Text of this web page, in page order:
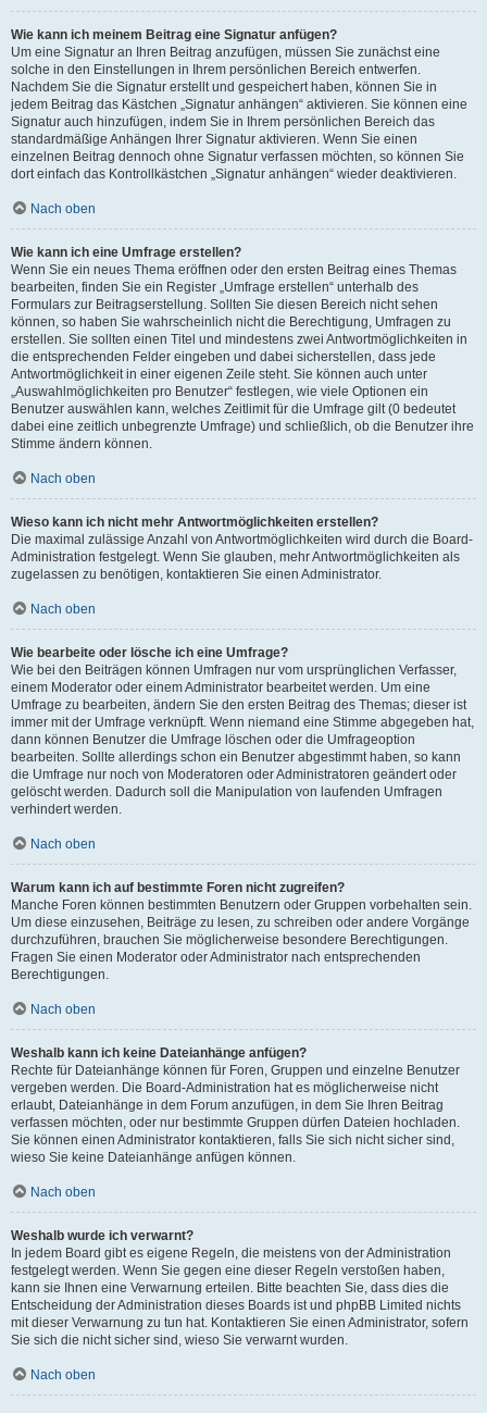
Wie kann ich meinem Beitrag eine Signatur anfügen?
Um eine Signatur an Ihren Beitrag anzufügen, müssen Sie zunächst eine
solche in den Einstellungen in Ihrem persönlichen Bereich entwerfen.
Nachdem Sie die Signatur erstellt und gespeichert haben, können Sie in
jedem Beitrag das Kästchen „Signatur anhängen“ aktivieren. Sie können eine
Signatur auch hinzufügen, indem Sie in Ihrem persönlichen Bereich das
standardmäßige Anhängen Ihrer Signatur aktivieren. Wenn Sie einen
einzelnen Beitrag dennoch ohne Signatur verfassen möchten, so können Sie
dort einfach das Kontrollkästchen „Signatur anhängen“ wieder deaktivieren.
Nach oben
Wie kann ich eine Umfrage erstellen?
Wenn Sie ein neues Thema eröffnen oder den ersten Beitrag eines Themas
bearbeiten, finden Sie ein Register „Umfrage erstellen“ unterhalb des
Formulars zur Beitragserstellung. Sollten Sie diesen Bereich nicht sehen
können, so haben Sie wahrscheinlich nicht die Berechtigung, Umfragen zu
erstellen. Sie sollten einen Titel und mindestens zwei Antwortmöglichkeiten in
die entsprechenden Felder eingeben und dabei sicherstellen, dass jede
Antwortmöglichkeit in einer eigenen Zeile steht. Sie können auch unter
„Auswahlmöglichkeiten pro Benutzer“ festlegen, wie viele Optionen ein
Benutzer auswählen kann, welches Zeitlimit für die Umfrage gilt (0 bedeutet
dabei eine zeitlich unbegrenzte Umfrage) und schließlich, ob die Benutzer ihre
Stimme ändern können.
Nach oben
Wieso kann ich nicht mehr Antwortmöglichkeiten erstellen?
Die maximal zulässige Anzahl von Antwortmöglichkeiten wird durch die Board-
Administration festgelegt. Wenn Sie glauben, mehr Antwortmöglichkeiten als
zugelassen zu benötigen, kontaktieren Sie einen Administrator.
Nach oben
Wie bearbeite oder lösche ich eine Umfrage?
Wie bei den Beiträgen können Umfragen nur vom ursprünglichen Verfasser,
einem Moderator oder einem Administrator bearbeitet werden. Um eine
Umfrage zu bearbeiten, ändern Sie den ersten Beitrag des Themas; dieser ist
immer mit der Umfrage verknüpft. Wenn niemand eine Stimme abgegeben hat,
dann können Benutzer die Umfrage löschen oder die Umfrageoption
bearbeiten. Sollte allerdings schon ein Benutzer abgestimmt haben, so kann
die Umfrage nur noch von Moderatoren oder Administratoren geändert oder
gelöscht werden. Dadurch soll die Manipulation von laufenden Umfragen
verhindert werden.
Nach oben
Warum kann ich auf bestimmte Foren nicht zugreifen?
Manche Foren können bestimmten Benutzern oder Gruppen vorbehalten sein.
Um diese einzusehen, Beiträge zu lesen, zu schreiben oder andere Vorgänge
durchzuführen, brauchen Sie möglicherweise besondere Berechtigungen.
Fragen Sie einen Moderator oder Administrator nach entsprechenden
Berechtigungen.
Nach oben
Weshalb kann ich keine Dateianhänge anfügen?
Rechte für Dateianhänge können für Foren, Gruppen und einzelne Benutzer
vergeben werden. Die Board-Administration hat es möglicherweise nicht
erlaubt, Dateianhänge in dem Forum anzufügen, in dem Sie Ihren Beitrag
verfassen möchten, oder nur bestimmte Gruppen dürfen Dateien hochladen.
Sie können einen Administrator kontaktieren, falls Sie sich nicht sicher sind,
wieso Sie keine Dateianhänge anfügen können.
Nach oben
Weshalb wurde ich verwarnt?
In jedem Board gibt es eigene Regeln, die meistens von der Administration
festgelegt werden. Wenn Sie gegen eine dieser Regeln verstoßen haben,
kann sie Ihnen eine Verwarnung erteilen. Bitte beachten Sie, dass dies die
Entscheidung der Administration dieses Boards ist und phpBB Limited nichts
mit dieser Verwarnung zu tun hat. Kontaktieren Sie einen Administrator, sofern
Sie sich die nicht sicher sind, wieso Sie verwarnt wurden.
Nach oben